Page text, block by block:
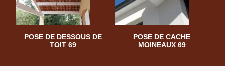
POSE DE DESSOUS DE
TOIT 69
POSE DE CACHE
MOINEAUX 69